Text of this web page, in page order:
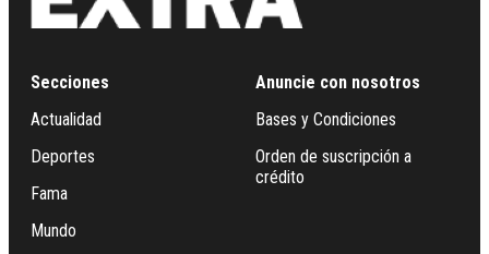
Secciones
Actualidad
Deportes
Fama
Mundo
Anuncie con nosotros
Bases y Condiciones
Orden de suscripción a
crédito